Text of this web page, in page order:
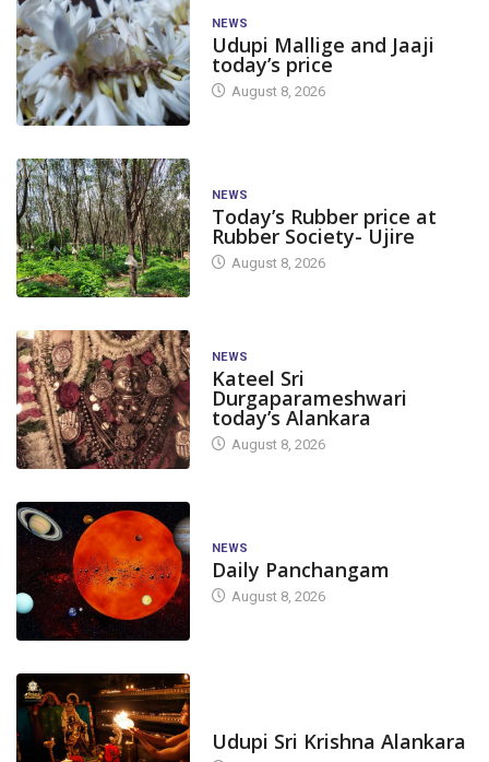
NEWS
Udupi Mallige and Jaaji
today’s price
August 8, 2026
NEWS
Today’s Rubber price at
Rubber Society- Ujire
August 8, 2026
NEWS
Kateel Sri
Durgaparameshwari
today’s Alankara
August 8, 2026
NEWS
Daily Panchangam
August 8, 2026
Udupi Sri Krishna Alankara